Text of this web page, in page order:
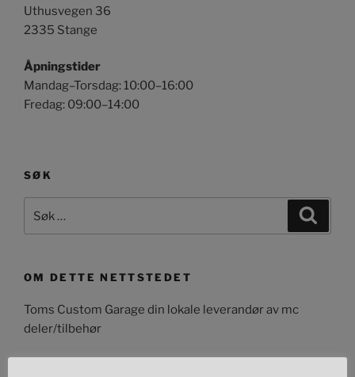
Uthusvegen 36
2335 Stange
Åpningstider
Mandag–Torsdag: 10:00–16:00
Fredag: 09:00–14:00
SØK
etter:
OM DETTE NETTSTEDET
Toms Custom Garage din lokale leverandør av mc
deler/tilbehør